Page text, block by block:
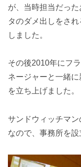
が、当時担当だっ
タのダメ出しをさ
しました。
その後2010年にフ
ネージャーと一緒に
を立ち上げました。
サンドウィッチマ
なので、事務所を設